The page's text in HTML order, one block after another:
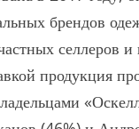
брендов
селлеров
продукция